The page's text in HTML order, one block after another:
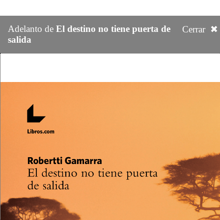
Adelanto de El destino no tiene puerta de
salida
Cerrar ✖